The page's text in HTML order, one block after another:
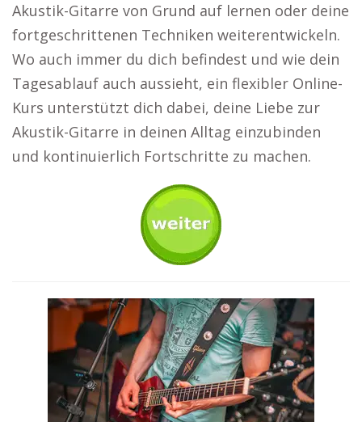
Akustik-Gitarre von Grund auf lernen oder deine
fortgeschrittenen Techniken weiterentwickeln.
Wo auch immer du dich befindest und wie dein
Tagesablauf auch aussieht, ein flexibler Online-
Kurs unterstützt dich dabei, deine Liebe zur
Akustik-Gitarre in deinen Alltag einzubinden
und kontinuierlich Fortschritte zu machen.